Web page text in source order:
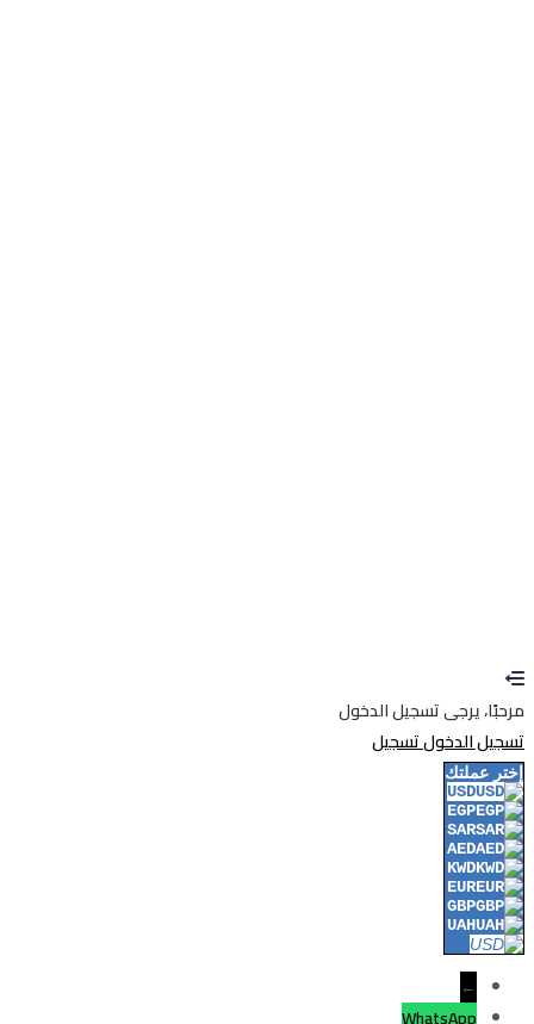
مرحبًا، يرجى تسجيل الدخول
تسجيل الدخولتسجيل
إختر عملتك
USD
EGP
SAR
AED
KWD
EUR
GBP
UAH
←
WhatsApp